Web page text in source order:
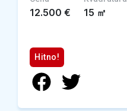
12.500 € 15 ㎡
Hitno!